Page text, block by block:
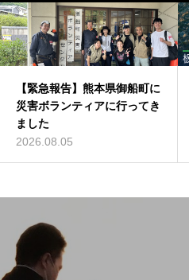
【緊急報告】熊本県御船町に
災害ボランティアに行ってき
ました
2026.08.05